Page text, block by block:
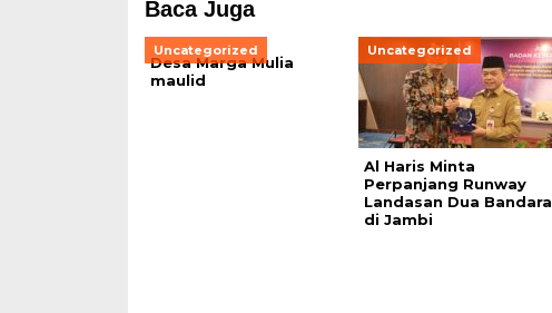
Baca Juga
Uncategorized
Desa Marga Mulia
maulid
Uncategorized
Al Haris Minta
Perpanjang Runway
Landasan Dua Bandara
di Jambi